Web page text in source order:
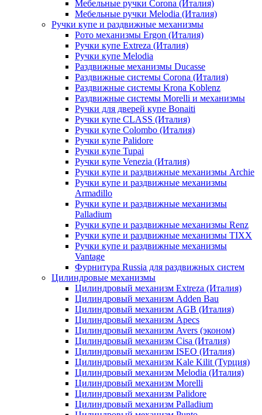
Мебельные ручки Corona (Италия)
Мебельные ручки Melodia (Италия)
Ручки купе и раздвижные механизмы
Рото механизмы Ergon (Италия)
Ручки купе Extreza (Италия)
Ручки купе Melodia
Раздвижные механизмы Ducasse
Раздвижные системы Corona (Италия)
Раздвижные системы Krona Koblenz
Раздвижные системы Morelli и механизмы
Ручки для дверей купе Bonaiti
Ручки купе CLASS (Италия)
Ручки купе Colombo (Италия)
Ручки купе Palidore
Ручки купе Tupai
Ручки купе Venezia (Италия)
Ручки купе и раздвижные механизмы Archie
Ручки купе и раздвижные механизмы
Armadillo
Ручки купе и раздвижные механизмы
Palladium
Ручки купе и раздвижные механизмы Renz
Ручки купе и раздвижные механизмы TIXX
Ручки купе и раздвижные механизмы
Vantage
Фурнитура Russia для раздвижных систем
Цилиндровые механизмы
Цилиндровый механизм Extreza (Италия)
Цилиндровый механизм Adden Bau
Цилиндровый механизм AGB (Италия)
Цилиндровый механизм Apecs
Цилиндровый механизм Avers (эконом)
Цилиндровый механизм Cisa (Италия)
Цилиндровый механизм ISEO (Италия)
Цилиндровый механизм Kale Kilit (Турция)
Цилиндровый механизм Melodia (Италия)
Цилиндровый механизм Morelli
Цилиндровый механизм Palidore
Цилиндровый механизм Palladium